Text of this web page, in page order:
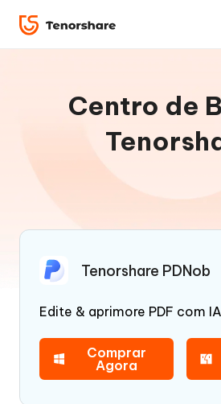
for iOS
PDNob
Editor
iAnyGo
Centro de
Tenorshare PDNob
Edite & aprimore PDF com IA
Comprar
Agora